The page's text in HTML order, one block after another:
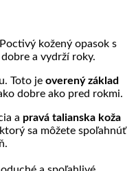
produktyneprenikne
GSM
RF
signál
Poctivý kožený opasok s
a vydrží roky.
Toto je overený základ
dobre ako pred rokmi.
a pravá talianska koža
sa môžete spoľahnúť